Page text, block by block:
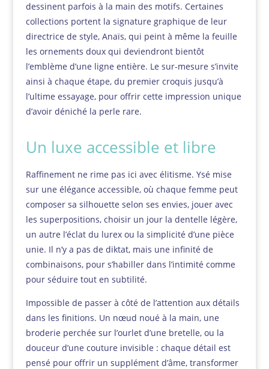
dessinent parfois à la main des motifs. Certaines
collections portent la signature graphique de leur
directrice de style, Anaïs, qui peint à même la feuille
les ornements doux qui deviendront bientôt
l’emblème d’une ligne entière. Le sur-mesure s’invite
ainsi à chaque étape, du premier croquis jusqu’à
l’ultime essayage, pour offrir cette impression unique
d’avoir déniché la perle rare.
Un luxe accessible et libre
Raffinement ne rime pas ici avec élitisme. Ysé mise
sur une élégance accessible, où chaque femme peut
composer sa silhouette selon ses envies, jouer avec
les superpositions, choisir un jour la dentelle légère,
un autre l’éclat du lurex ou la simplicité d’une pièce
unie. Il n’y a pas de diktat, mais une infinité de
combinaisons, pour s’habiller dans l’intimité comme
pour séduire tout en subtilité.
Impossible de passer à côté de l’attention aux détails
dans les finitions. Un nœud noué à la main, une
broderie perchée sur l’ourlet d’une bretelle, ou la
douceur d’une couture invisible : chaque détail est
pensé pour offrir un supplément d’âme, transformer